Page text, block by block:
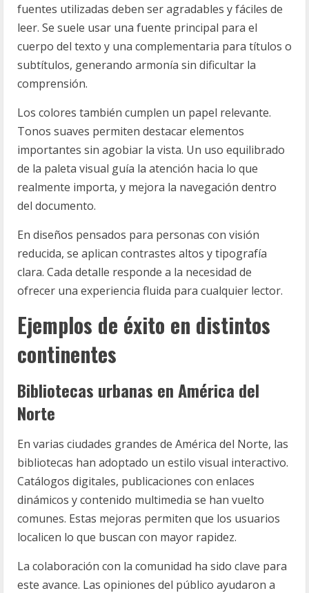
fuentes utilizadas deben ser agradables y fáciles de
leer. Se suele usar una fuente principal para el
cuerpo del texto y una complementaria para títulos o
subtítulos, generando armonía sin dificultar la
comprensión.
Los colores también cumplen un papel relevante.
Tonos suaves permiten destacar elementos
importantes sin agobiar la vista. Un uso equilibrado
de la paleta visual guía la atención hacia lo que
realmente importa, y mejora la navegación dentro
del documento.
En diseños pensados para personas con visión
reducida, se aplican contrastes altos y tipografía
clara. Cada detalle responde a la necesidad de
ofrecer una experiencia fluida para cualquier lector.
Ejemplos de éxito en distintos
continentes
Bibliotecas urbanas en América del
Norte
En varias ciudades grandes de América del Norte, las
bibliotecas han adoptado un estilo visual interactivo.
Catálogos digitales, publicaciones con enlaces
dinámicos y contenido multimedia se han vuelto
comunes. Estas mejoras permiten que los usuarios
localicen lo que buscan con mayor rapidez.
La colaboración con la comunidad ha sido clave para
este avance. Las opiniones del público ayudaron a